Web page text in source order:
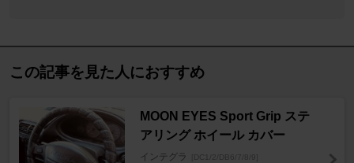
この記事を見た人におすすめ
MOON EYES Sport Grip ステ
アリング ホイール カバー
インテグラ [DC1/2/DB6/7/8/9]